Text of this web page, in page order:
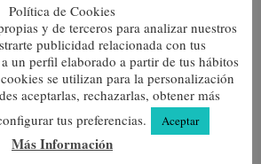
Este
producto
tiene
múltiples
variantes.
Las
opciones
se
pueden
Multirayas Gris
7,80€
Seleccionar opciones
Este
tiene
Las
Política de Cookies
y de terceros para analizar nuestros
publicidad relacionada con tus
un perfil elaborado a partir de tus hábitos
se utilizan para la personalización
aceptarlas, rechazarlas, obtener más
tus preferencias.
Aceptar
Más Información